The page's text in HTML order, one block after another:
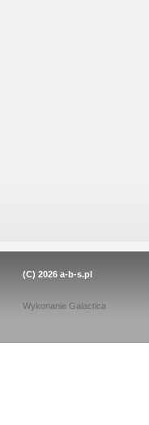
(C) 2026 a-b-s.pl
Wykonanie Galactica